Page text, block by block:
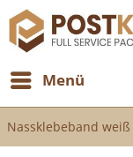
Menü
Nassklebeband